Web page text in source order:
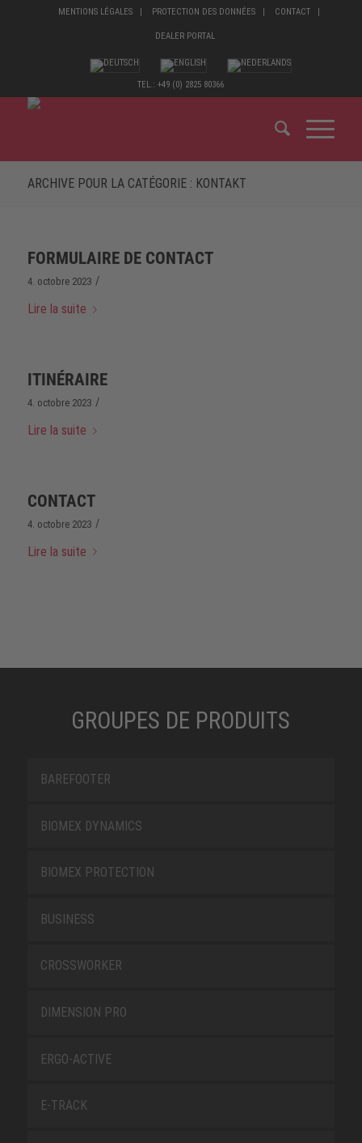
MENTIONS LÉGALES PROTECTION DES DONNÉES CONTACT
DEALER PORTAL
TEL.: +49 (0) 2825 80366
ARCHIVE POUR LA CATÉGORIE : KONTAKT
FORMULAIRE DE CONTACT
4. octobre 2023 /
Lire la suite
ITINÉRAIRE
4. octobre 2023 /
Lire la suite
CONTACT
4. octobre 2023 /
Lire la suite
GROUPES DE PRODUITS
BAREFOOTER
BIOMEX DYNAMICS
BIOMEX PROTECTION
BUSINESS
CROSSWORKER
DIMENSION PRO
ERGO-ACTIVE
E-TRACK